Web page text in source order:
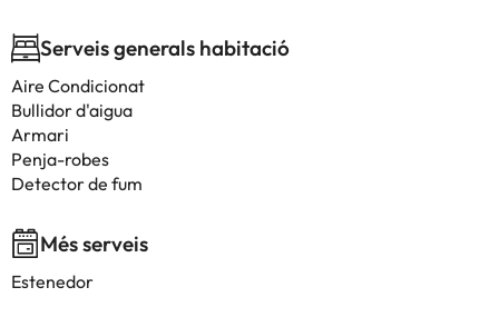
Serveis generals habitació
Aire Condicionat
Bullidor d'aigua
Armari
Penja-robes
Detector de fum
Més serveis
Estenedor